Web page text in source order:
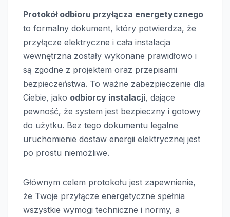
Protokół odbioru przyłącza energetycznego
to formalny dokument, który potwierdza, że
przyłącze elektryczne i cała instalacja
wewnętrzna zostały wykonane prawidłowo i
są zgodne z projektem oraz przepisami
bezpieczeństwa. To ważne zabezpieczenie dla
Ciebie, jako odbiorcy instalacji, dające
pewność, że system jest bezpieczny i gotowy
do użytku. Bez tego dokumentu legalne
uruchomienie dostaw energii elektrycznej jest
po prostu niemożliwe.
Głównym celem protokołu jest zapewnienie,
że Twoje przyłącze energetyczne spełnia
wszystkie wymogi techniczne i normy, a